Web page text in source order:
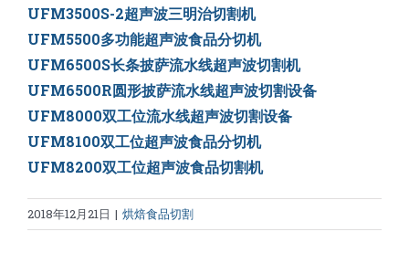
UFM3500S-2超声波三明治切割机
UFM5500多功能超声波食品分切机
UFM6500S长条披萨流水线超声波切割机
UFM6500R圆形披萨流水线超声波切割设备
UFM8000双工位流水线超声波切割设备
UFM8100双工位超声波食品分切机
UFM8200双工位超声波食品切割机
2018年12月21日 | 烘焙食品切割